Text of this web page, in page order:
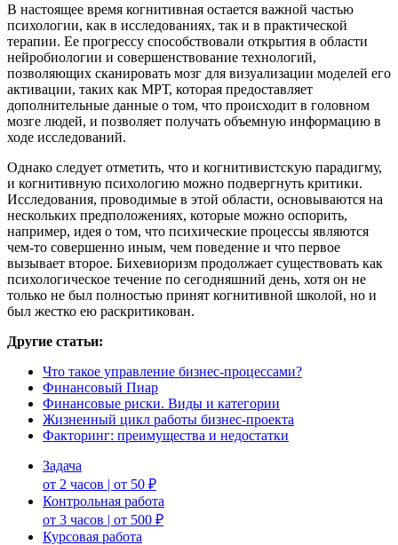
В настоящее время когнитивная остается важной частью
психологии, как в исследованиях, так и в практической
терапии. Ее прогрессу способствовали открытия в области
нейробиологии и совершенствование технологий,
позволяющих сканировать мозг для визуализации моделей его
активации, таких как МРТ, которая предоставляет
дополнительные данные о том, что происходит в головном
мозге людей, и позволяет получать объемную информацию в
ходе исследований.
Однако следует отметить, что и когнитивистскую парадигму,
и когнитивную психологию можно подвергнуть критики.
Исследования, проводимые в этой области, основываются на
нескольких предположениях, которые можно оспорить,
например, идея о том, что психические процессы являются
чем-то совершенно иным, чем поведение и что первое
вызывает второе. Бихевиоризм продолжает существовать как
психологическое течение по сегодняшний день, хотя он не
только не был полностью принят когнитивной школой, но и
был жестко ею раскритикован.
Другие статьи:
Что такое управление бизнес-процессами?
Финансовый Пиар
Финансовые риски. Виды и категории
Жизненный цикл работы бизнес-проекта
Факторинг: преимущества и недостатки
Задача
от 2 часов | от 50 ₽
Контрольная работа
от 3 часов | от 500 ₽
Курсовая работа